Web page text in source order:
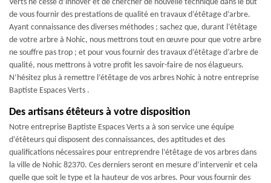
Verts ne cesse d’innover et de chercher de nouvelle technique dans le but
de vous fournir des prestations de qualité en travaux d’étêtage d’arbre.
Ayant connaissance des diverses méthodes ; sachez que, durant l’étêtage
de votre arbre à Nohic, nous mettrons tout en œuvre pour que votre arbre
ne souffre pas trop ; et pour vous fournir des travaux d’étêtage d’arbre de
qualité, nous mettrons à votre profit les savoir-faire de nos élagueurs.
N’hésitez plus à remettre l’étêtage de vos arbres Nohic à notre entreprise
Baptiste Espaces Verts .
Des artisans étêteurs à votre disposition
Notre entreprise Baptiste Espaces Verts a à son service une équipe
d’étêteurs qui disposent des connaissances, des aptitudes et des
qualifications nécessaires pour entreprendre l’étêtage de vos arbres dans
la ville de Nohic 82370. Ces derniers seront en mesure d’intervenir et cela
quelle que soit le type et la hauteur de vos arbres. Pour vous fournir des